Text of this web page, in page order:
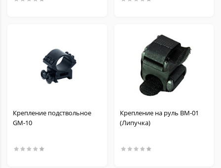
Крепление подствольное
GM-10
Крепление на руль BM-01
(Липучка)